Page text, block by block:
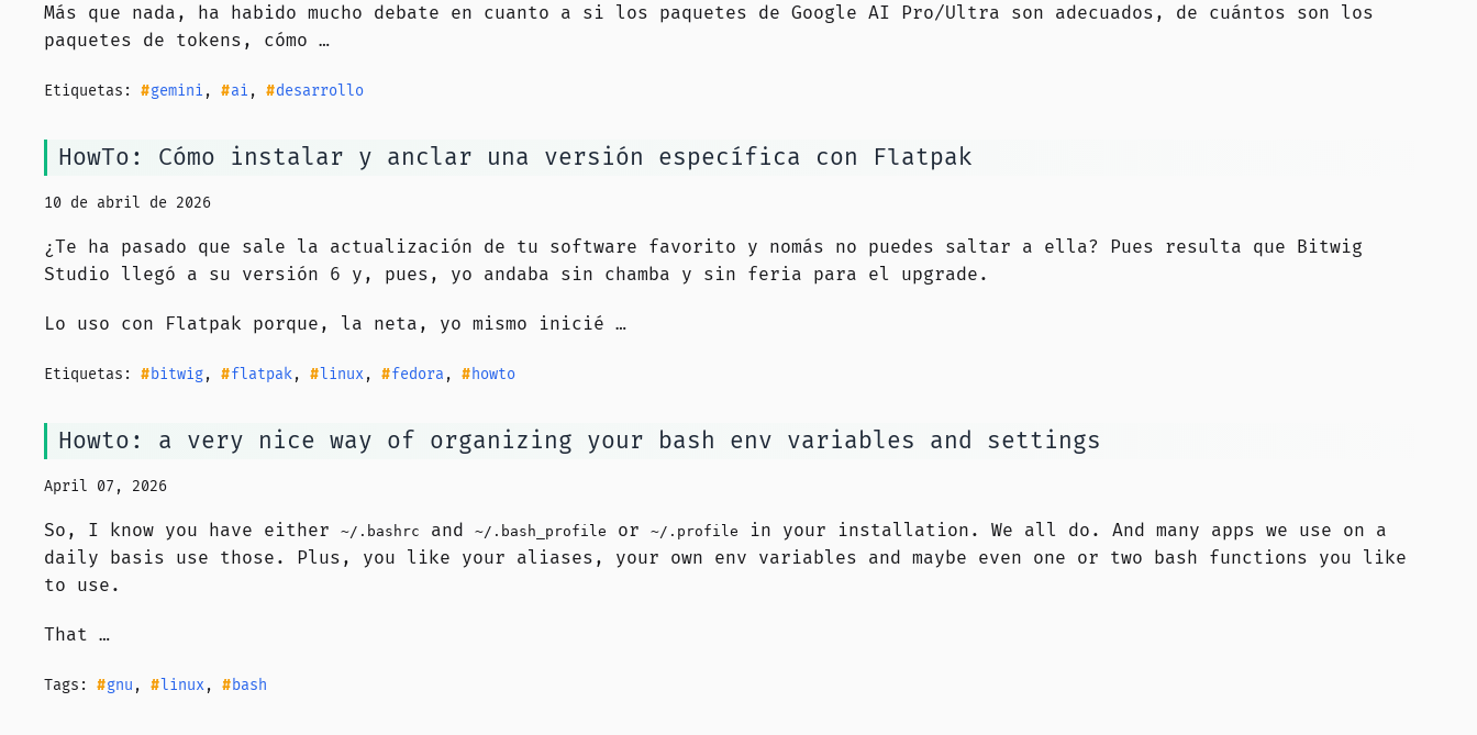
Más que nada, ha habido mucho debate en cuanto a si los paquetes de Google AI Pro/Ultra son adecuados, de cuántos son los
paquetes de tokens, cómo …
Etiquetas: gemini , ai , desarrollo
HowTo: Cómo instalar y anclar una versión específica con Flatpak
10 de abril de 2026
¿Te ha pasado que sale la actualización de tu software favorito y nomás no puedes saltar a ella? Pues resulta que Bitwig
Studio llegó a su versión 6 y, pues, yo andaba sin chamba y sin feria para el upgrade.
Lo uso con Flatpak porque, la neta, yo mismo inicié …
Etiquetas: bitwig, flatpak, linux, fedora , howto
Howto: a very nice way of organizing your bash env variables and settings
April 07, 2026
So, I know you have either ~/.bashrc and ~/.bash_profile or ~/.profile
in your installation. We all do. And many apps we use on a
daily basis use those. Plus, you like your aliases, your own env variables and maybe even one or two bash functions you like
to use.
That …
Tags: gnu , linux, bash